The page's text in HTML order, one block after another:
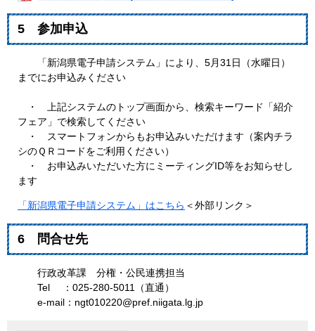
5 参加申込
「新潟県電子申請システム」により、5月31日（水曜日）
までにお申込みください
・ 上記システムのトップ画面から、検索キーワード「紹介
フェア」で検索してください
・ スマートフォンからもお申込みいただけます（案内チラ
シのＱＲコードをご利用ください）
・ お申込みいただいた方にミーティングID等をお知らせし
ます
「新潟県電子申請システム」はこちら ＜外部リンク＞
6 問合せ先
行政改革課 分権・公民連携担当
Tel ：025-280-5011（直通）
e-mail：ngt010220@pref.niigata.lg.jp